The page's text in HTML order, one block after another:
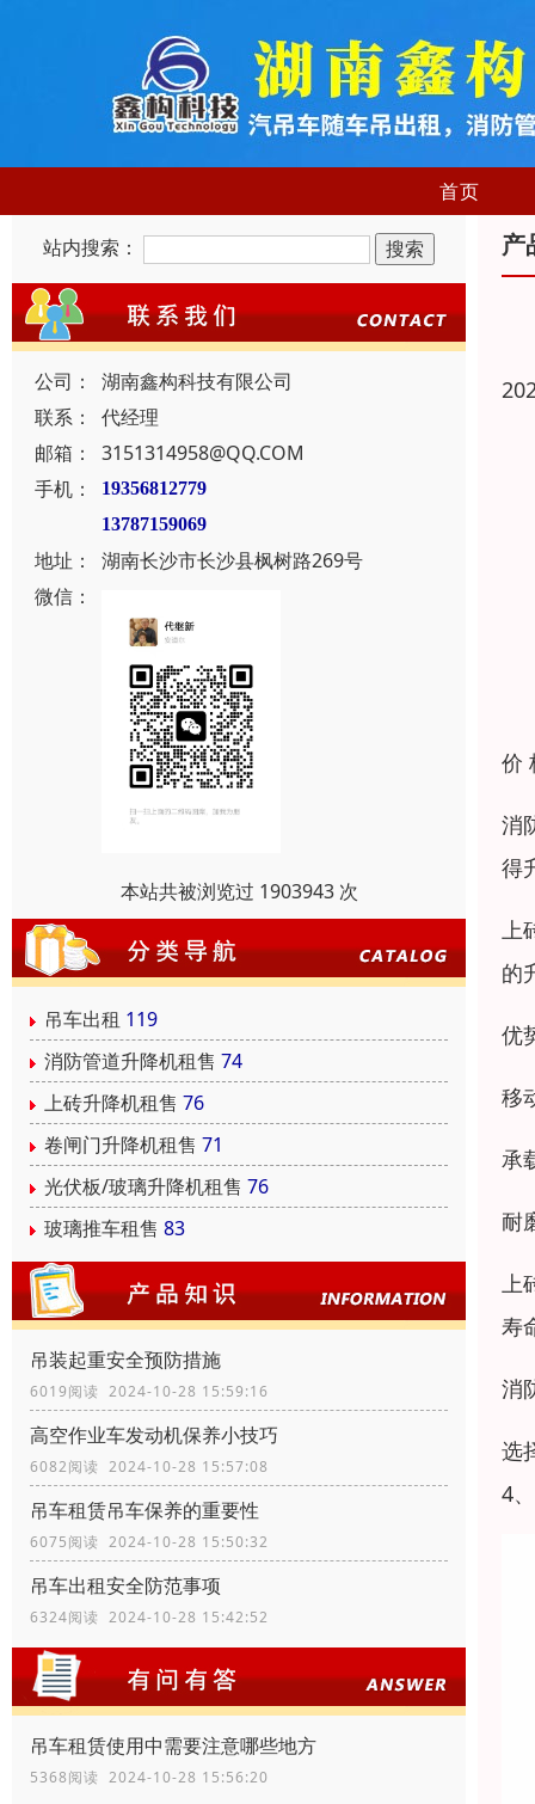
首页
站内搜索：
公司：
湖南鑫构科技有限公司
联系：
代经理
邮箱：
3151314958@QQ.COM
手机：
19356812779
13787159069
地址：
湖南长沙市长沙县枫树路269号
微信：
本站共被浏览过 1903943 次
吊车出租 119
消防管道升降机租售 74
上砖升降机租售 76
卷闸门升降机租售 71
光伏板/玻璃升降机租售 76
玻璃推车租售 83
吊装起重安全预防措施
6019阅读 2024-10-28 15:59:16
高空作业车发动机保养小技巧
6082阅读 2024-10-28 15:57:08
吊车租赁吊车保养的重要性
6075阅读 2024-10-28 15:50:32
吊车出租安全防范事项
6324阅读 2024-10-28 15:42:52
吊车租赁使用中需要注意哪些地方
5368阅读 2024-10-28 15:56:20
产
价
消
得
上
的
优
移
承
耐
上
寿
消
选
4